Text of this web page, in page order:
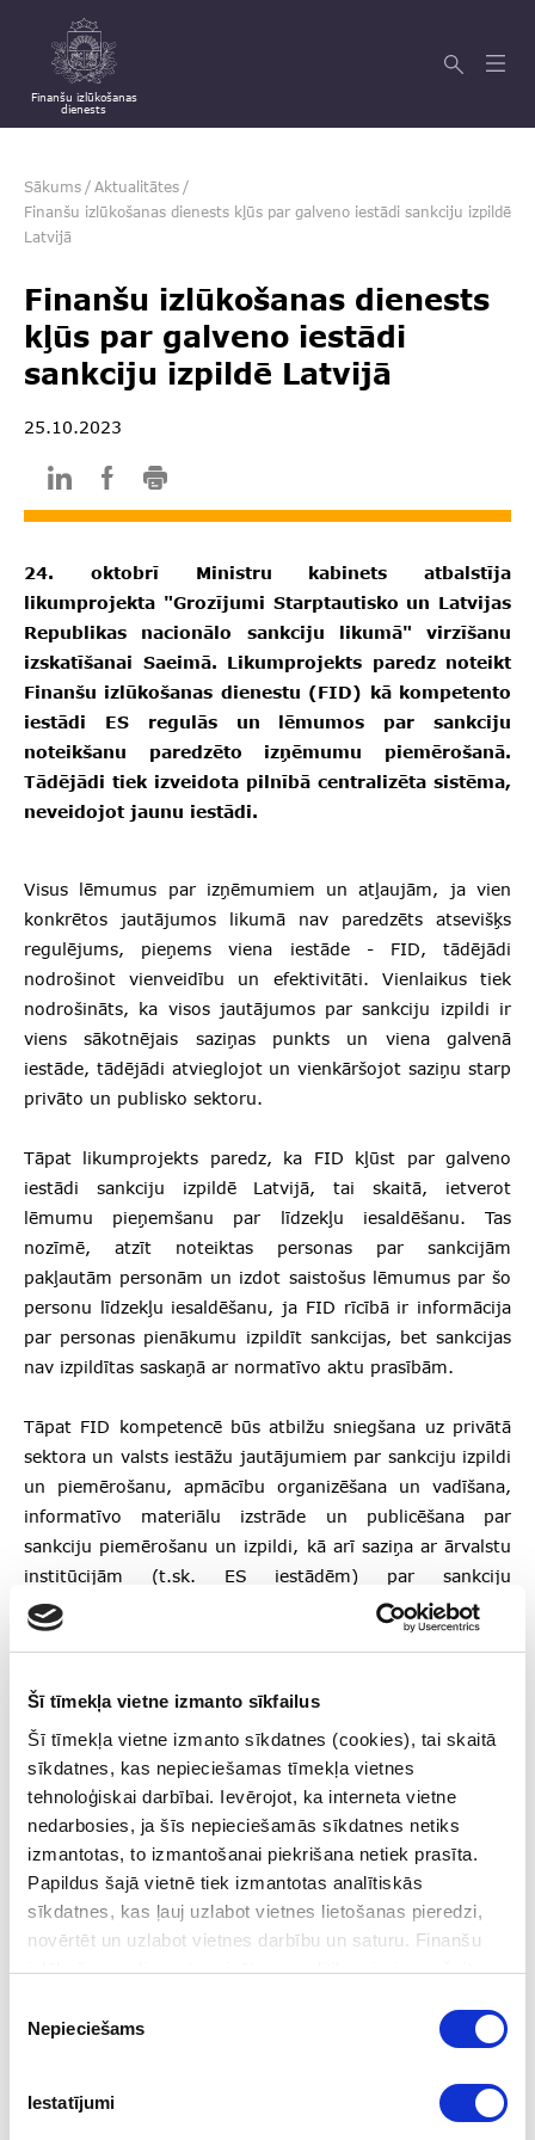
Šī tīmekļa vietne izmanto sīkfailus
Šī tīmekļa vietne izmanto sīkdatnes (cookies), tai skaitā
sīkdatnes, kas nepieciešamas tīmekļa vietnes
tehnoloģiskai darbībai. Ievērojot, ka interneta vietne
nedarbosies, ja šīs nepieciešamās sīkdatnes netiks
izmantotas, to izmantošanai piekrišana netiek prasīta.
Papildus šajā vietnē tiek izmantotas analītiskās
sīkdatnes, kas ļauj uzlabot vietnes lietošanas pieredzi,
novērtēt un uzlabot vietnes darbību un saturu. Finanšu
izlūkošanas dienesta privātuma politika pieejamašeit.
izvēle
Nepieciešams
Iestatījumi
Finanšu izlūkošanas
dienests
Sākums / Aktualitātes /
Finanšu izlūkošanas dienests kļūs par galveno iestādi sankciju izpildē
Latvijā
Finanšu izlūkošanas dienests
kļūs par galveno iestādi
sankciju izpildē Latvijā
25.10.2023
24. oktobrī Ministru kabinets atbalstīja
likumprojekta "Grozījumi Starptautisko un Latvijas
Republikas nacionālo sankciju likumā" virzīšanu
izskatīšanai Saeimā. Likumprojekts paredz noteikt
Finanšu izlūkošanas dienestu (FID) kā kompetento
iestādi ES regulās un lēmumos par sankciju
noteikšanu paredzēto izņēmumu piemērošanā.
Tādējādi tiek izveidota pilnībā centralizēta sistēma,
neveidojot jaunu iestādi.
Visus lēmumus par izņēmumiem un atļaujām, ja vien
konkrētos jautājumos likumā nav paredzēts atsevišķs
regulējums, pieņems viena iestāde - FID, tādējādi
nodrošinot vienveidību un efektivitāti. Vienlaikus tiek
nodrošināts, ka visos jautājumos par sankciju izpildi ir
viens sākotnējais saziņas punkts un viena galvenā
iestāde, tādējādi atvieglojot un vienkāršojot saziņu starp
privāto un publisko sektoru.
Tāpat likumprojekts paredz, ka FID kļūst par galveno
iestādi sankciju izpildē Latvijā, tai skaitā, ietverot
lēmumu pieņemšanu par līdzekļu iesaldēšanu. Tas
nozīmē, atzīt noteiktas personas par sankcijām
pakļautām personām un izdot saistošus lēmumus par šo
personu līdzekļu iesaldēšanu, ja FID rīcībā ir informācija
par personas pienākumu izpildīt sankcijas, bet sankcijas
nav izpildītas saskaņā ar normatīvo aktu prasībām.
Tāpat FID kompetencē būs atbilžu sniegšana uz privātā
sektora un valsts iestāžu jautājumiem par sankciju izpildi
un piemērošanu, apmācību organizēšana un vadīšana,
informatīvo materiālu izstrāde un publicēšana par
sankciju piemērošanu un izpildi, kā arī saziņa ar ārvalstu
institūcijām (t.sk. ES iestādēm) par sankciju
piemērošanu un izpildi Latvijā. Funkciju īstenošanai
nepieciešamā kārtība tiks noteikta saistošajos Ministru
Jaunās FID funkcijas ir pilnībā juridiski un strukturāli
nodalītas no FID pamatfunkciju izpildes atbilstoši
Noziedzīgi iegūtu līdzekļu legalizācijas un terorisma un
proliferācijas finansēšanas novēršanas likumam, saskaņā
ar ko FID ir neatkarīga un autonoma iestāde, un kā
ietvaros iegūto informāciju FID drīkst izmantot tikai
atbilstoši Noziedzīgi iegūtu līdzekļu legalizācijas un
terorisma un proliferācijas finansēšanas novēršanas
Informācija: Iekšlietu ministrija